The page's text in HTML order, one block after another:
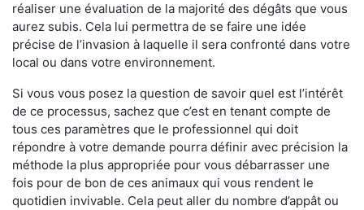
réaliser une évaluation de la majorité des dégâts que vous
aurez subis. Cela lui permettra de se faire une idée
précise de l’invasion à laquelle il sera confronté dans votre
local ou dans votre environnement.
Si vous vous posez la question de savoir quel est l’intérêt
de ce processus, sachez que c’est en tenant compte de
tous ces paramètres que le professionnel qui doit
répondre à votre demande pourra définir avec précision la
méthode la plus appropriée pour vous débarrasser une
fois pour de bon de ces animaux qui vous rendent le
quotidien invivable. Cela peut aller du nombre d’appât ou